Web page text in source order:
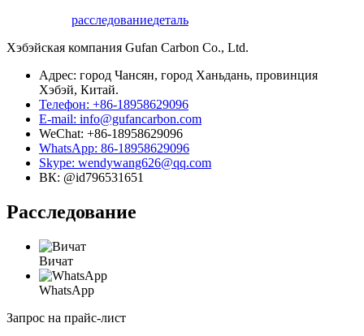
расследованиедеталь
Хэбэйская компания Gufan Carbon Co., Ltd.
Адрес: город Чансян, город Ханьдань, провинция
Хэбэй, Китай.
Телефон: +86-18958629096
E-mail: info@gufancarbon.com
WeChat: +86-18958629096
WhatsApp: 86-18958629096
Skype: wendywang626@qq.com
ВК: @id796531651
Расследование
Вичат
WhatsApp
Запрос на прайс-лист